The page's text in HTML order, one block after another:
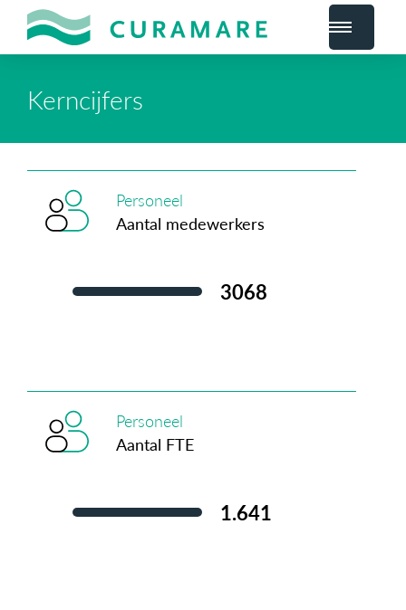
Kerncijfers
Personeel
Aantal medewerkers
3.113
Personeel
Aantal FTE
1.641